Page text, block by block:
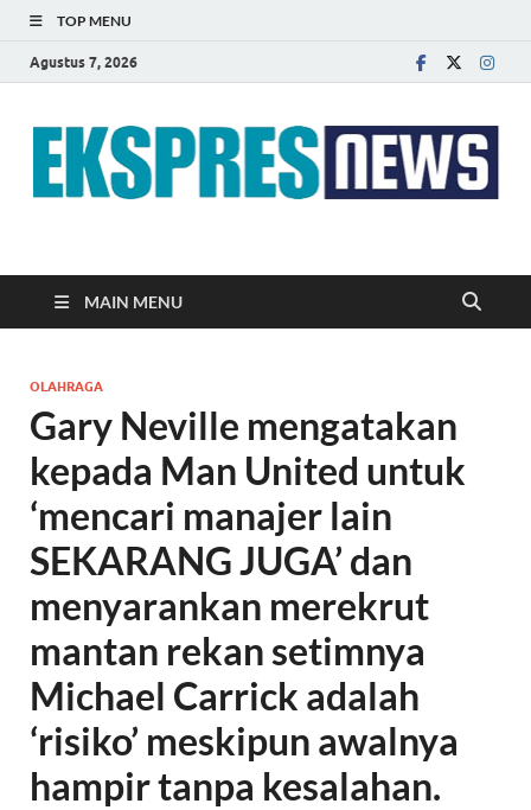
TOP MENU
Agustus 7, 2026
EKSPRES NEWS
MAIN MENU
OLAHRAGA
Gary Neville mengatakan
kepada Man United untuk
‘mencari manajer lain
SEKARANG JUGA’ dan
menyarankan merekrut
mantan rekan setimnya
Michael Carrick adalah
‘risiko’ meskipun awalnya
hampir tanpa kesalahan.